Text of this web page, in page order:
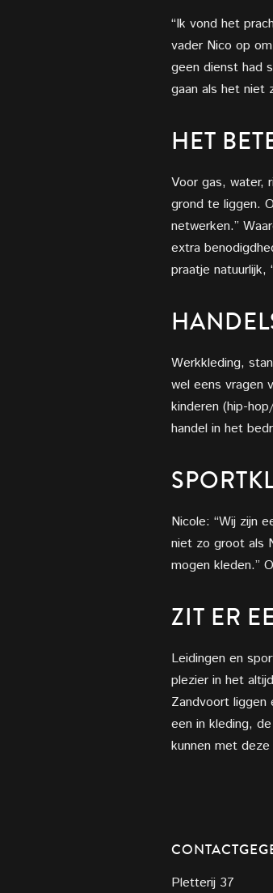
“Ik vond het
vader Nico op
geen dienst had
gaan als het niet
HET
Voor gas, water,
grond te liggen.
netwerken.”
extra
praatje natuurlijk,
Werkkleding,
wel eens vragen
kinderen (hip-
handel in het
Nicole: “Wij zijn
niet zo groot als
mogen kleden.”
ZIT ER
Leidingen en
plezier in het
Zandvoort liggen
een in kleding,
kunnen met
Pletterij 37